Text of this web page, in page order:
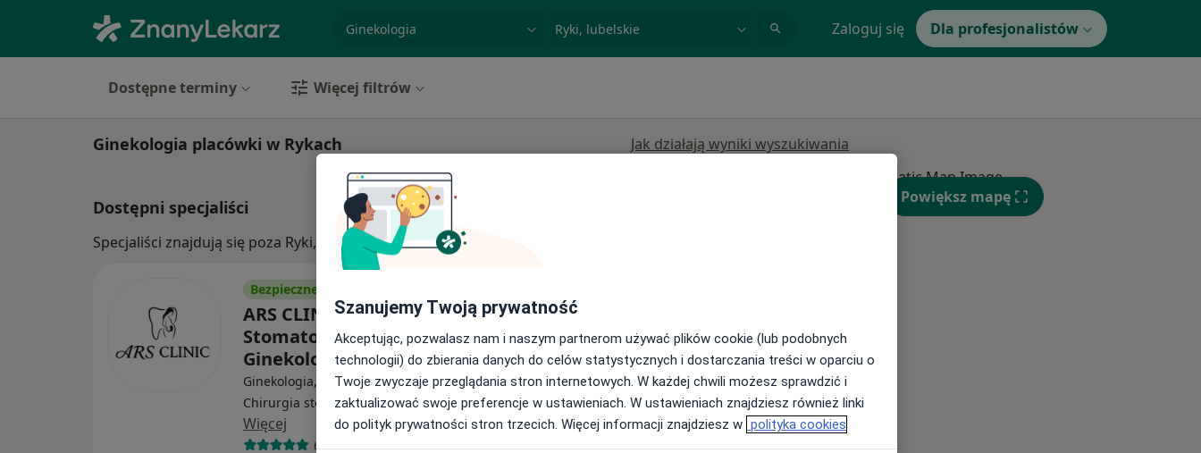
Zaloguj się Dla profesjonalistów
Dostępne terminy Więcej filtrów
Ginekologia placówki w Rykach Jak działają wyniki wyszukiwania
Dostępni specjaliści
Specjaliści znajdują się poza Ryki, lubelskie, w obszarach bliskich Twojemu wyszukiwaniu.
Bezpieczne płatności
ARS CLINIC
Stomatologia &
Ginekologia
Ginekologia, Stomatologia,
Chirurgia stomatologiczna·
Więcej
63 opinie
7 Sie
Umawianie online nie jest dostępne
Pokaż profil
Powiększ mapę
Szanujemy Twoją prywatność
Akceptując, pozwalasz nam i naszym partnerom używać plików cookie (lub podobnych
technologii) do zbierania danych do celów statystycznych i dostarczania treści w oparciu o
Twoje zwyczaje przeglądania stron internetowych. W każdej chwili możesz sprawdzić i
zaktualizować swoje preferencje w ustawieniach. W ustawieniach znajdziesz również linki
do polityk prywatności stron trzecich. Więcej informacji znajdziesz w polityka cookies